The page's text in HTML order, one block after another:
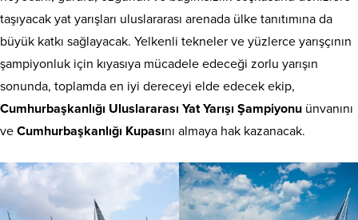
taşıyacak yat yarışları uluslararası arenada ülke tanıtımına da
büyük katkı sağlayacak. Yelkenli tekneler ve yüzlerce yarışçının
şampiyonluk için kıyasıya mücadele edeceği zorlu yarışın
sonunda, toplamda en iyi dereceyi elde edecek ekip,
Cumhurbaşkanlığı Uluslararası Yat Yarışı Şampiyonu ünvanını
ve Cumhurbaşkanlığı Kupasını almaya hak kazanacak.